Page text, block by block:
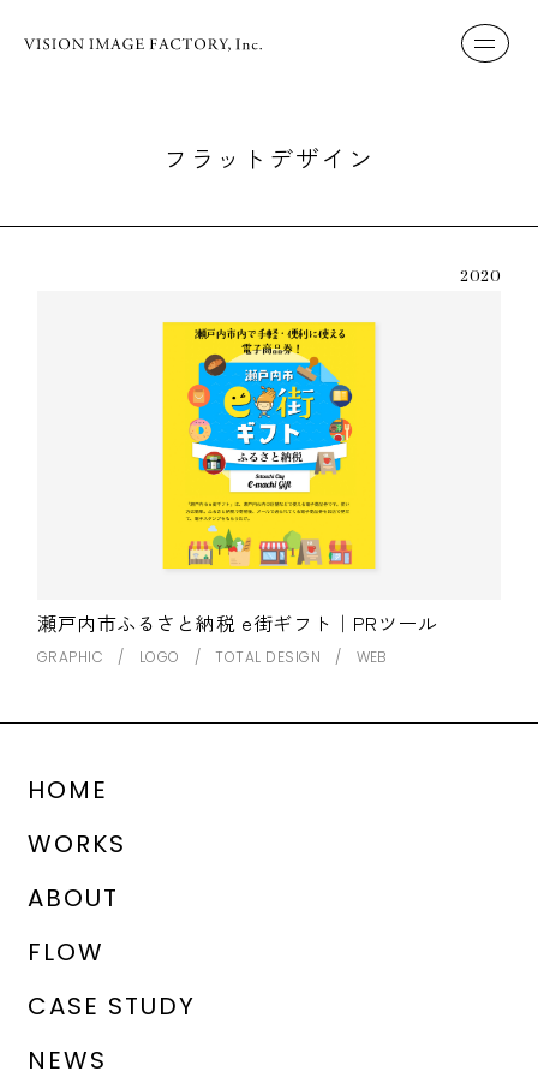
フラットデザイン
2020
瀬戸内市ふるさと納税 e街ギフト｜PRツール
GRAPHIC LOGO TOTAL DESIGN WEB
HOME
WORKS
ABOUT
FLOW
CASE STUDY
NEWS